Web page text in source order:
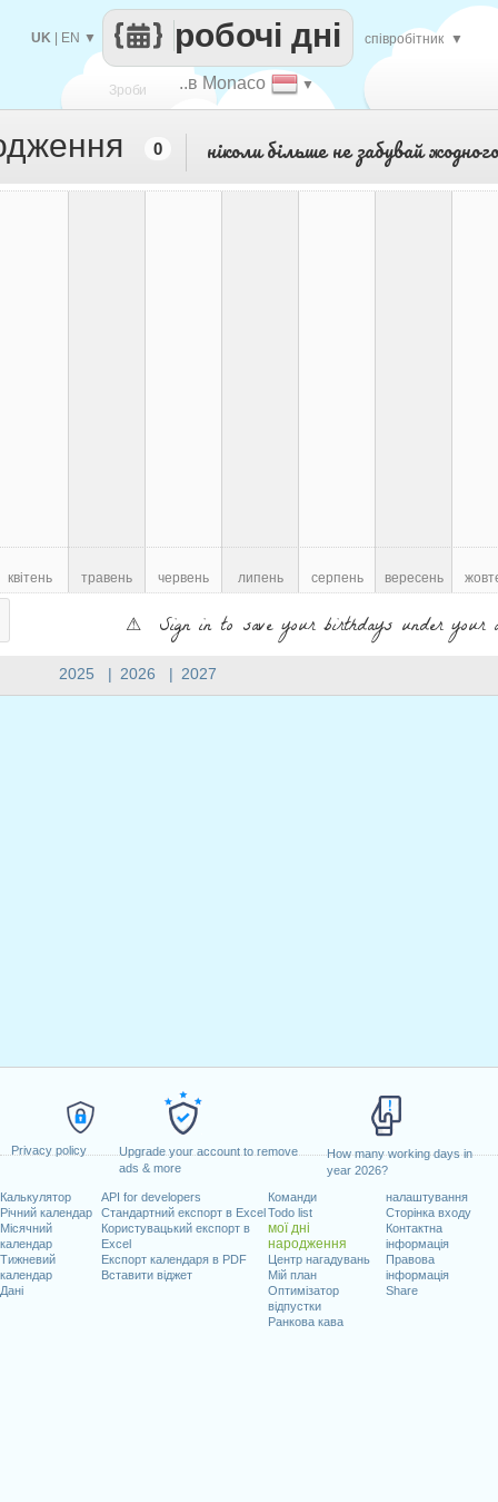
Privacy policy
Upgrade your account to remove
ads & more
How many working days in
year 2026?
Калькулятор
Річний календар
Місячний
календар
Тижневий
календар
Дані
API for developers
Стандартний експорт в Excel
Користувацький експорт в
Excel
Експорт календаря в PDF
Вставити віджет
Команди
Todo list
мої дні
народження
Центр нагадувань
Мій план
Оптимізатор
відпустки
Ранкова кава
налаштування
Сторінка входу
Контактна
інформація
Правова
інформація
Share
Зроби
кожен
..в Monaco ▼
робочі дні
UK EN ▼ співробітник ▼
2025 | 2026 | 2027
0 ніколи більше не забувай
квітень травень червень липень серпень вересень
⚠ Sign in to save your birthdays under your